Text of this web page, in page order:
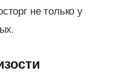
не только у